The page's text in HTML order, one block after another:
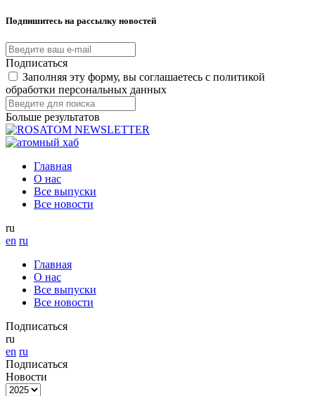
Подпишитесь на рассылку новостей
Подписаться
Заполняя эту форму, вы соглашаетесь с политикой
обработки персональных данных
Больше результатов
Главная
О нас
Все выпуски
Все новости
ru
en ru
Главная
О нас
Все выпуски
Все новости
Подписаться
ru
en ru
Подписаться
Новости